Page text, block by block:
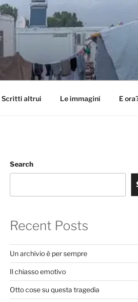
Scritti altrui Le immagini E
Search
Recent Posts
Un archivio è per sempre
Il chiasso emotivo
Otto cose su questa tragedia